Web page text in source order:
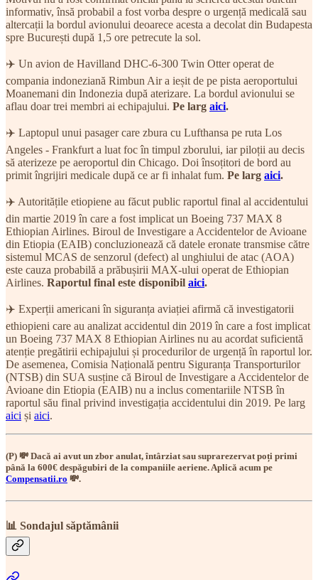
informativ, însă probabil a fost vorba despre o urgență medicală sau
altercații la bordul avionului deoarece acesta a decolat din Budapesta
spre București după 1,5 ore petrecute la sol.
✈️ Un avion de Havilland DHC-6-300 Twin Otter operat de
compania indoneziană Rimbun Air a ieșit de pe pista aeroportului
Moanemani din Indonezia după aterizare. La bordul avionului se
aflau doar trei membri ai echipajului. Pe larg aici.
✈️ Laptopul unui pasager care zbura cu Lufthansa pe ruta Los
Angeles - Frankfurt a luat foc în timpul zborului, iar piloții au decis
să aterizeze pe aeroportul din Chicago. Doi însoțitori de bord au
primit îngrijiri medicale după ce ar fi inhalat fum. Pe larg aici.
✈️ Autoritățile etiopiene au făcut public raportul final al accidentului
din martie 2019 în care a fost implicat un Boeing 737 MAX 8
Ethiopian Airlines. Biroul de Investigare a Accidentelor de Avioane
din Etiopia (EAIB) concluzionează că datele eronate transmise către
sistemul MCAS de senzorul (defect) al unghiului de atac (AOA)
este cauza probabilă a prăbușirii MAX-ului operat de Ethiopian
Airlines. Raportul final este disponibil aici.
✈️ Experții americani în siguranța aviației afirmă că investigatorii
ethiopieni care au analizat accidentul din 2019 în care a fost implicat
un Boeing 737 MAX 8 Ethiopian Airlines nu au acordat suficientă
atenție pregătirii echipajului și procedurilor de urgență în raportul lor.
De asemenea, Comisia Națională pentru Siguranța Transporturilor
(NTSB) din SUA susține că Biroul de Investigare a Accidentelor de
Avioane din Etiopia (EAIB) nu a inclus comentariile NTSB în
raportul său final privind investigația accidentului din 2019. Pe larg
aici și aici.
(P) 💸 Dacă ai avut un zbor anulat, întârziat sau suprarezervat poți primi
până la 600€ despăgubiri de la companiile aeriene. Aplică acum pe
Compensatii.ro 💸.
📊 Sondajul săptămânii